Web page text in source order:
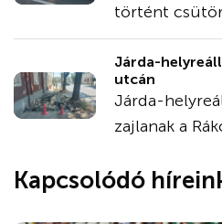
történt
Járda-
utcán
Járda-
zajlanak a
Kapcsolódó